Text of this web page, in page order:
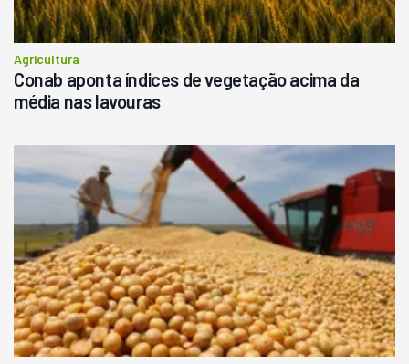
Agricultura
Conab aponta índices de vegetação acima da
média nas lavouras